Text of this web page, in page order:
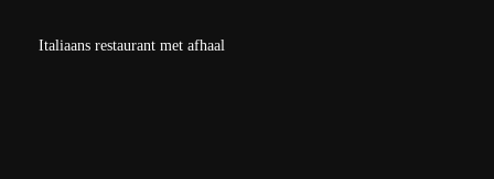
Italiaans restaurant met afhaal